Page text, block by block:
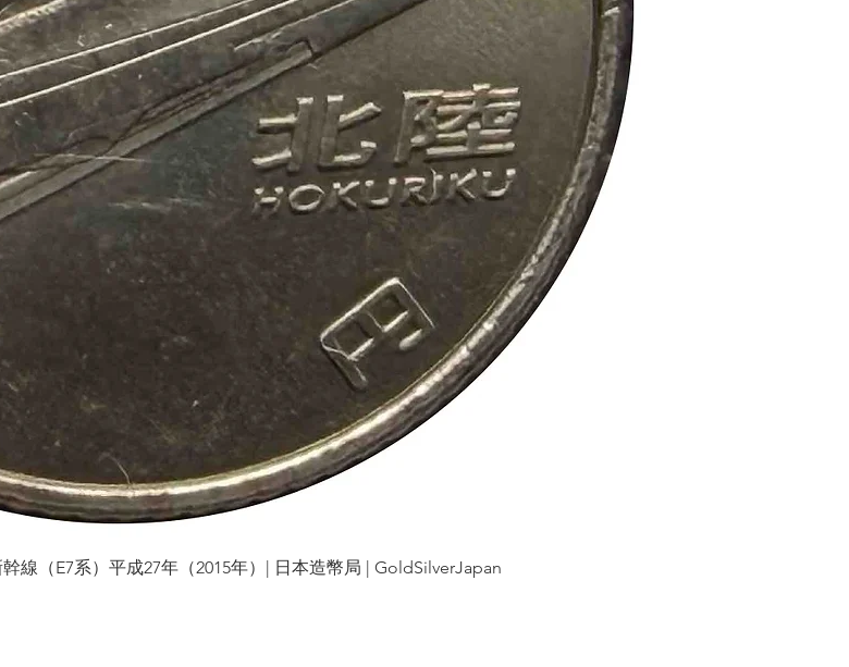
العرض السريع
線（E7系）平成27年（2015年）| 日本造幣局 | GoldSilverJapan